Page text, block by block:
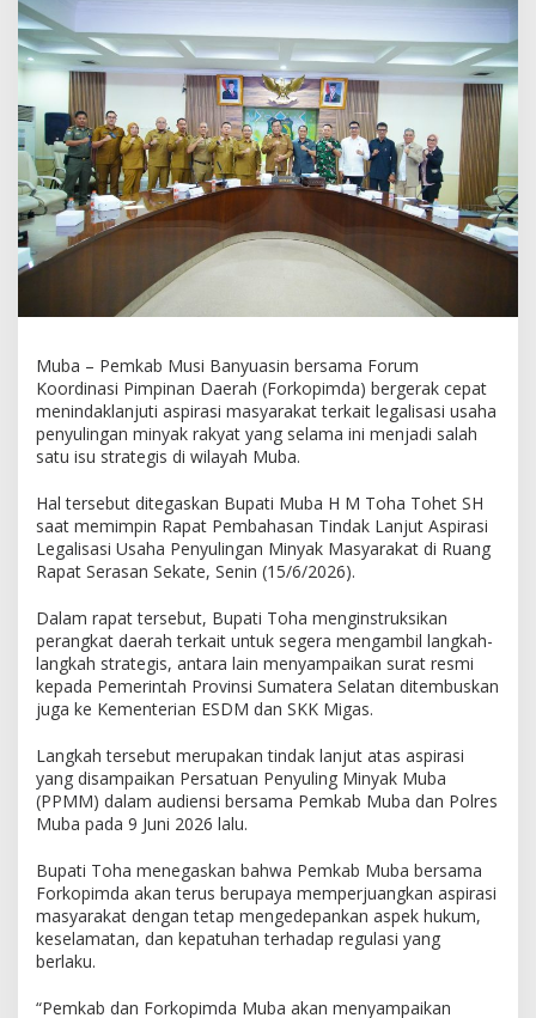
p
i
n
a
p
a
t
r
s
m
F
o
r
k
o
i
m
d
a
B
h
a
s
T
i
d
a
k
L
j
u
t
A
i
Muba – Pemkab Musi Banyuasin bersama Forum
Koordinasi Pimpinan Daerah (Forkopimda) bergerak cepat
menindaklanjuti aspirasi masyarakat terkait legalisasi usaha
penyulingan minyak rakyat yang selama ini menjadi salah
satu isu strategis di wilayah Muba.
Hal tersebut ditegaskan Bupati Muba H M Toha Tohet SH
saat memimpin Rapat Pembahasan Tindak Lanjut Aspirasi
Legalisasi Usaha Penyulingan Minyak Masyarakat di Ruang
Rapat Serasan Sekate, Senin (15/6/2026).
Dalam rapat tersebut, Bupati Toha menginstruksikan
perangkat daerah terkait untuk segera mengambil langkah-
langkah strategis, antara lain menyampaikan surat resmi
kepada Pemerintah Provinsi Sumatera Selatan ditembuskan
juga ke Kementerian ESDM dan SKK Migas.
Langkah tersebut merupakan tindak lanjut atas aspirasi
yang disampaikan Persatuan Penyuling Minyak Muba
(PPMM) dalam audiensi bersama Pemkab Muba dan Polres
Muba pada 9 Juni 2026 lalu.
Bupati Toha menegaskan bahwa Pemkab Muba bersama
Forkopimda akan terus berupaya memperjuangkan aspirasi
masyarakat dengan tetap mengedepankan aspek hukum,
keselamatan, dan kepatuhan terhadap regulasi yang
berlaku.
“Pemkab dan Forkopimda Muba akan menyampaikan